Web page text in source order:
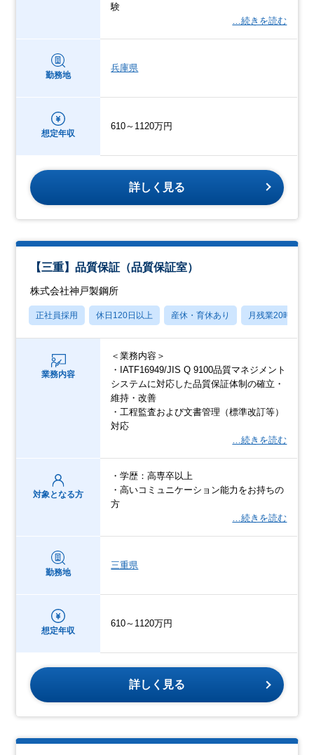
験
…続きを読む
勤務地
兵庫県
想定年収
610～1120万円
詳しく見る
【三重】品質保証（品質保証室）
株式会社神戸製鋼所
正社員採用 休日120日以上 産休・育休あり 月残業20時間以
業務内容
＜業務内容＞
・IATF16949/JIS Q 9100品質マネジメント
システムに対応した品質保証体制の確立・
維持・改善
・工程監査および文書管理（標準改訂等）
対応
…続きを読む
対象となる方
・学歴：高専卒以上
・高いコミュニケーション能力をお持ちの
方
…続きを読む
勤務地
三重県
想定年収
610～1120万円
詳しく見る